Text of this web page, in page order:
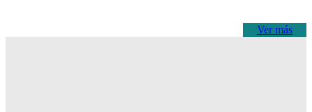
Ver más